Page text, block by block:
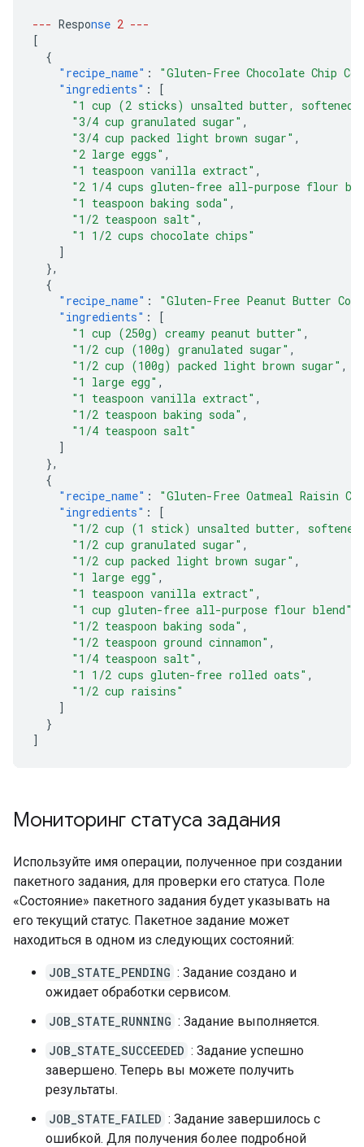
--- Response 2 ---
[
{
"recipe_name" :
"Gluten-Free Chocolate Chip
"ingredients" :
[
"1 cup (2 sticks) unsalted butter, softened"
"3/4 cup granulated sugar" ,
"3/4 cup packed light brown sugar" ,
"2 large eggs" ,
"1 teaspoon vanilla extract" ,
"2 1/4 cups gluten-free all-purpose flour
"1 teaspoon baking soda" ,
"1/2 teaspoon salt" ,
"1 1/2 cups chocolate chips"
]
},
{
"recipe_name" :
"Gluten-Free Peanut Butter
"ingredients" :
[
"1 cup (250g) creamy peanut butter" ,
"1/2 cup (100g) granulated sugar" ,
"1/2 cup (100g) packed light brown sugar" ,
"1 large egg" ,
"1 teaspoon vanilla extract" ,
"1/2 teaspoon baking soda" ,
"1/4 teaspoon salt"
]
},
{
"recipe_name" :
"Gluten-Free Oatmeal Raisin
"ingredients" :
[
"1/2 cup (1 stick) unsalted butter,
"1/2 cup granulated sugar" ,
"1/2 cup packed light brown sugar" ,
"1 large egg" ,
"1 teaspoon vanilla extract" ,
"1 cup gluten-free all-purpose flour blend"
"1/2 teaspoon baking soda" ,
"1/2 teaspoon ground cinnamon" ,
"1/4 teaspoon salt" ,
"1 1/2 cups gluten-free rolled oats" ,
"1/2 cup raisins"
]
}
]
Мониторинг статуса задания
Используйте имя операции, полученное при создании
пакетного задания, для проверки его статуса. Поле
«Состояние» пакетного задания будет указывать на
его текущий статус. Пакетное задание может
находиться в одном из следующих состояний:
JOB_STATE_PENDING : Задание создано и
ожидает обработки сервисом.
JOB_STATE_RUNNING : Задание выполняется.
JOB_STATE_SUCCEEDED : Задание успешно
завершено. Теперь вы можете получить
результаты.
JOB_STATE_FAILED : Задание завершилось с
ошибкой. Для получения более подробной